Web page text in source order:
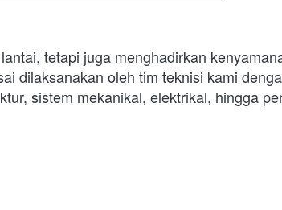
tetapi juga menghadirkan
dilaksanakan oleh tim teknisi kami
sistem mekanikal, elektrikal, hingga